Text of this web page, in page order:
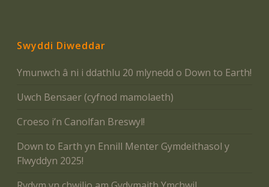
Swyddi Diweddar
Ymunwch â ni i ddathlu 20 mlynedd o Down to Earth!
Uwch Bensaer (cyfnod mamolaeth)
Croeso i’n Canolfan Breswyl!
Down to Earth yn Ennill Menter Gymdeithasol y
Flwyddyn 2025!